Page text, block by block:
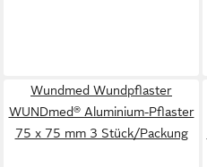
Wundmed Wundpflaster
WUNDmed® Aluminium-Pflaster
75 x 75 mm 3 Stück/Packung